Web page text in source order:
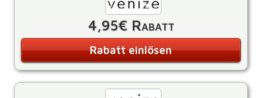
4,95€ Rabatt
Rabatt einlösen